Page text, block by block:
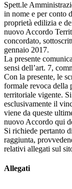
Spett.le
in nome e per conto
proprietà edilizia e
nuovo Accordo
concordato,
gennaio 2017.
La presente
sensi dell’art. 7,
Con la presente, le
formale revoca della
territoriale vigente.
esclusivamente il
viene da queste
nuovo Accordo qui
Si richiede pertanto
raggiunta,
relativi allegati sul
Allegati